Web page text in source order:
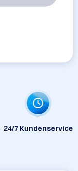
24/7 Kundenservice